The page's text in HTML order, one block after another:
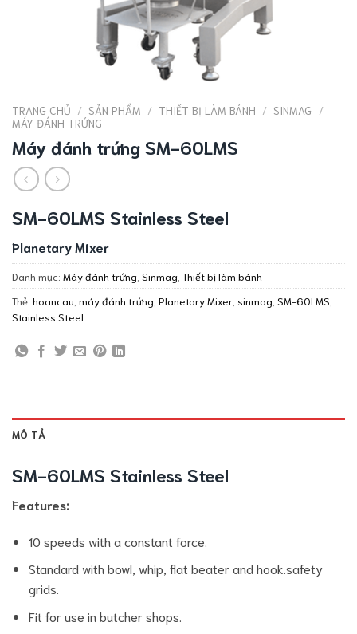
TRANG CHỦ / SẢN PHẨM / THIẾT BỊ LÀM BÁNH / SINMAG
/
MÁY ĐÁNH TRỨNG
Máy đánh trứng SM-60LMS
SM-60LMS Stainless Steel
Planetary Mixer
Danh mục: Máy đánh trứng Sinmag Thiết bị làm bánh
Thẻ: hoancau máy đánh trứng Planetary Mixer sinmag SM-60LMS
Stainless Steel
MÔ TẢ
SM-60LMS Stainless Steel
Features:
10 speeds with a constant force.
Standard with bowl, whip, flat beater and hook.safety
grids.
Fit for use in butcher shops.